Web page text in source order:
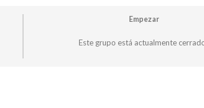
Empezar
Este grupo está actualmente